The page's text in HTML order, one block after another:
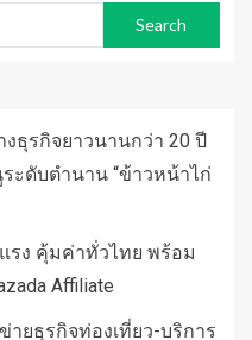
งธุรกิจยาวนานกว่า 20 ปี
ะดับตำนาน “ข้าวหน้าไก่
รง คุ้มค่าทั่วไทย พร้อม
Affiliate
ยธุรกิจท่องเที่ยว-บริการ